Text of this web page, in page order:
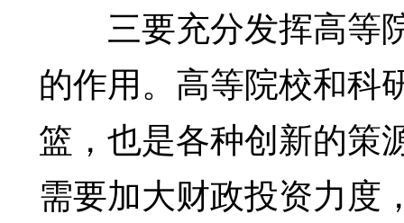
三要充分发挥高等
的作用。高等院校和科
篮，也是各种创新的策
需要加大财政投资力度